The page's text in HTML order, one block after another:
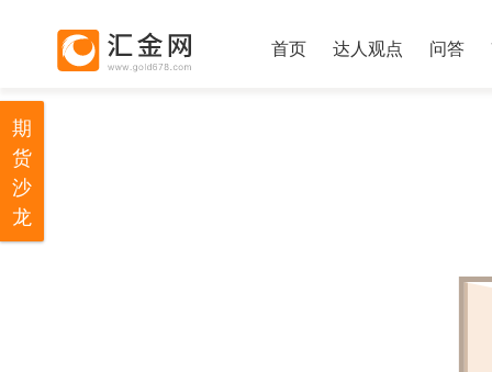
首页 达人观点 问答
期
货
沙
龙